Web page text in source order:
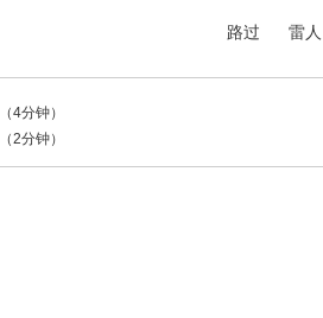
路过 雷人
4分钟）
2分钟）